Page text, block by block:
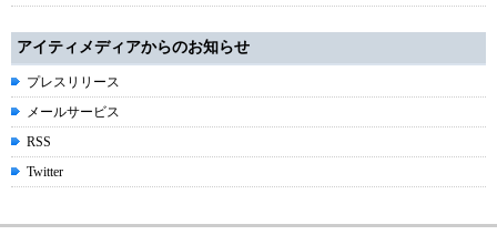
アイティメディアからのお知らせ
プレスリリース
メールサービス
RSS
Twitter